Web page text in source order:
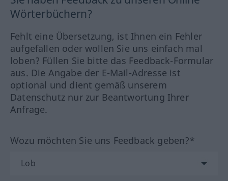
Wörterbüchern?
Fehlt eine Übersetzung, ist Ihnen ein Fehler
aufgefallen oder wollen Sie uns einfach mal
loben? Füllen Sie bitte das Feedback-Formular
aus. Die Angabe der E-Mail-Adresse ist
optional und dient gemäß unserem
Datenschutz nur zur Beantwortung Ihrer
Anfrage.
Wozu möchten Sie uns Feedback geben?*